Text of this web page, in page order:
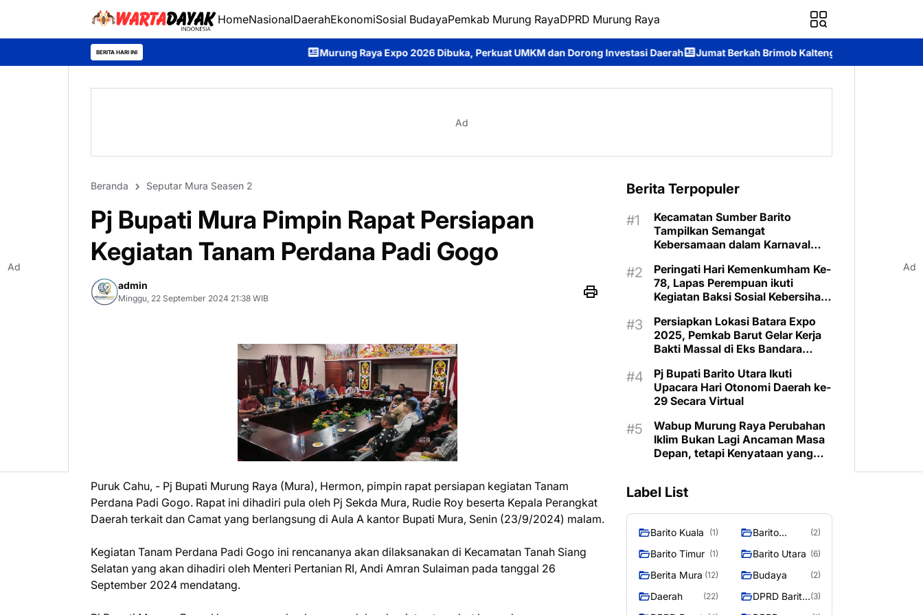
HomeNasionalDaerahEkonomiSosial BudayaPemkab Murung RayaDPRD Murung Raya
BERITA HARI INI Murung Raya Expo 2026 Dibuka, Perkuat UMKM dan Dorong Investasi Daerah Jumat Berkah Brimob Kalteng, Personel Batalyon B Pelopor Berbagi
Ad
Beranda Seputar Mura Seasen 2
Pj Bupati Mura Pimpin Rapat Persiapan
Kegiatan Tanam Perdana Padi Gogo
admin
Minggu, 22 September 2024 21:38 WIB
Puruk Cahu, - Pj Bupati Murung Raya (Mura), Hermon, pimpin rapat persiapan kegiatan Tanam
Perdana Padi Gogo. Rapat ini dihadiri pula oleh Pj Sekda Mura, Rudie Roy beserta Kepala Perangkat
Daerah terkait dan Camat yang berlangsung di Aula A kantor Bupati Mura, Senin (23/9/2024) malam.
Kegiatan Tanam Perdana Padi Gogo ini rencananya akan dilaksanakan di Kecamatan Tanah Siang
Selatan yang akan dihadiri oleh Menteri Pertanian RI, Andi Amran Sulaiman pada tanggal 26
September 2024 mendatang.
Berita Terpopuler
Kecamatan Sumber Barito
Tampilkan Semangat
Kebersamaan dalam Karnaval
Peringati Hari Kemenkumham Ke-
78, Lapas Perempuan ikuti
Kegiatan Baksi Sosial Kebersihan
Persiapkan Lokasi Batara Expo
2025, Pemkab Barut Gelar Kerja
Bakti Massal di Eks Bandara
Pj Bupati Barito Utara Ikuti
Upacara Hari Otonomi Daerah ke-
29 Secara Virtual
Wabup Murung Raya Perubahan
Iklim Bukan Lagi Ancaman Masa
Depan, tetapi Kenyataan yang
Label List
Barito Kuala (1)
Barito
(2)
Barito Timur (1) Barito Utara (6)
Berita Mura (12) Budaya (2)
Daerah (22)
DPRD Barito (3)
Ad Ad